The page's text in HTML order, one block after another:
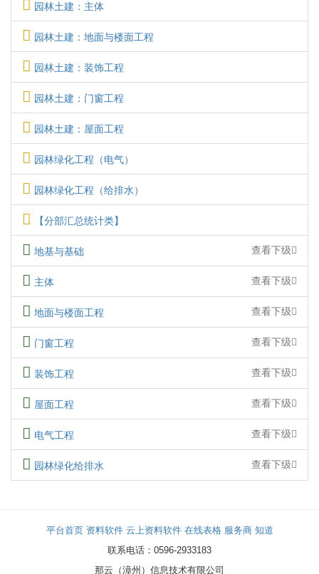
园林土建：主体
园林土建：地面与楼面工程
园林土建：装饰工程
园林土建：门窗工程
园林土建：屋面工程
园林绿化工程（电气）
园林绿化工程（给排水）
【分部汇总统计类】
地基与基础 查看下级
主体 查看下级
地面与楼面工程 查看下级
门窗工程 查看下级
装饰工程 查看下级
屋面工程 查看下级
电气工程 查看下级
园林绿化给排水 查看下级
平台首页 资料软件 云上资料软件 在线表格 服务商 知道
联系电话：0596-2933183
那云（漳州）信息技术有限公司